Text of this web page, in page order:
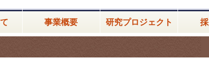
事業概要 研究プロジェクト